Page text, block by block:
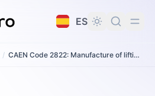
ES
/ CAEN Code 2822: Manufacture of lifting and handling equipment